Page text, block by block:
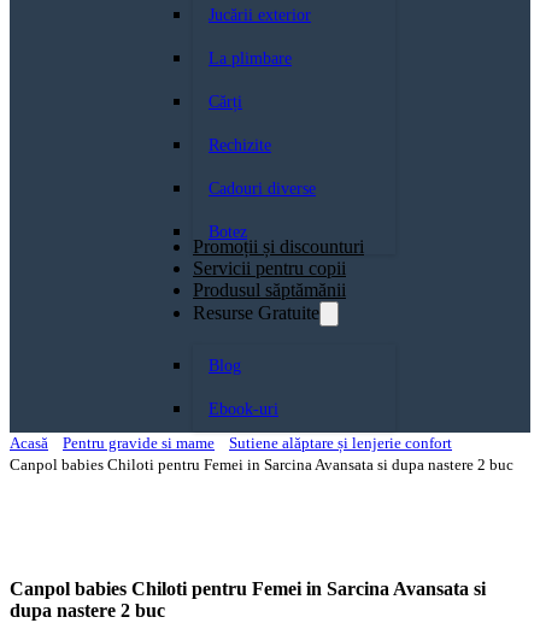
Jucării exterior
La plimbare
Cărți
Rechizite
Cadouri diverse
Botez
Promoții și discounturi
Servicii pentru copii
Produsul săptămănii
Resurse Gratuite
Blog
Ebook-uri
Acasă
Pentru gravide si mame
Sutiene alăptare și lenjerie confort
Canpol babies Chiloti pentru Femei in Sarcina Avansata si dupa nastere 2 buc
Canpol babies Chiloti pentru Femei in Sarcina Avansata si
dupa nastere 2 buc